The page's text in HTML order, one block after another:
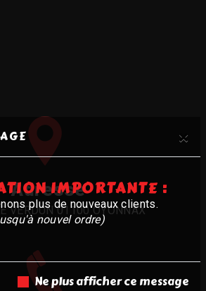
×
IMPORTANTE :
plus de nouveaux clients.
nouvel ordre)
Ne plus afficher ce message
Adresse
VERDUN 01100 OYONNAX